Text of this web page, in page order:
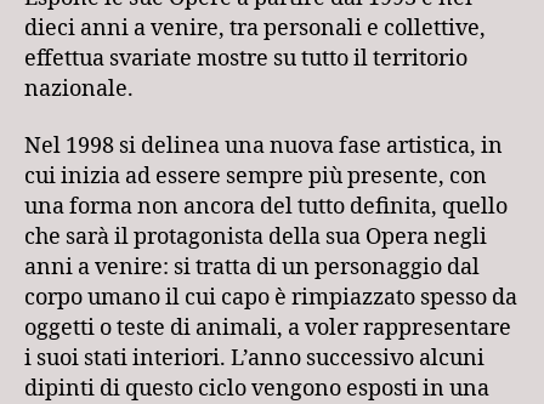
dieci anni a venire, tra personali e collettive,
effettua svariate mostre su tutto il territorio
nazionale.
Nel 1998 si delinea una nuova fase artistica, in
cui inizia ad essere sempre più presente, con
una forma non ancora del tutto definita, quello
che sarà il protagonista della sua Opera negli
anni a venire: si tratta di un personaggio dal
corpo umano il cui capo è rimpiazzato spesso da
oggetti o teste di animali, a voler rappresentare
i suoi stati interiori. L’anno successivo alcuni
dipinti di questo ciclo vengono esposti in una